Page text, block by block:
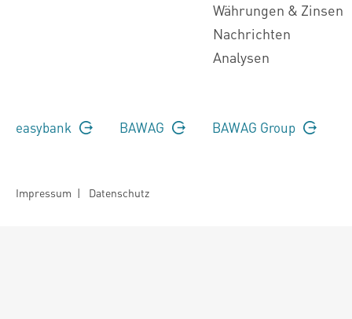
Währungen & Zinsen
Nachrichten
Analysen
easybank BAWAG BAWAG Group
Impressum | Datenschutz